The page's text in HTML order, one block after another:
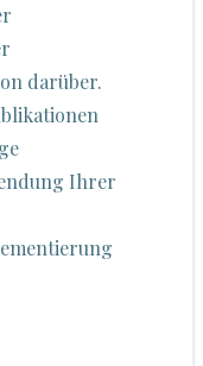
darüber.
Ihrer